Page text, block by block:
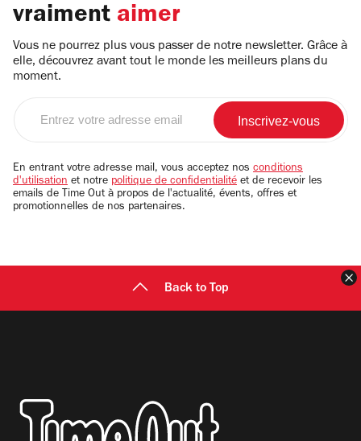
vraiment aimer
Vous ne pourrez plus vous passer de notre newsletter. Grâce à
elle, découvrez avant tout le monde les meilleurs plans du
moment.
email
En entrant votre adresse mail, vous acceptez nos conditions
d'utilisation et notre politique de confidentialité et de recevoir les
emails de Time Out à propos de l'actualité, évents, offres et
promotionnelles de nos partenaires.
Back to Top